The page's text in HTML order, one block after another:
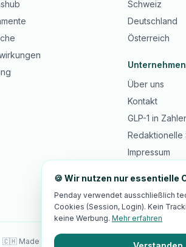
Schweiz
Deutschland
Österreich
Unternehmen
Über uns
Kontakt
GLP-1 in
Redaktionelle
Impressum
🇨🇭 Made in Switzerland · 🇪🇺 EU-Hosting ·
🍪 Wir nutzen nur essentielle
Penday verwendet ausschließlich
Cookies (Session, Login). Kein
keine Werbung. Mehr erfahren